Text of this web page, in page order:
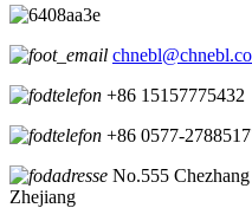
+86 15157775432
+86 0577-
No.555
Zhejiang